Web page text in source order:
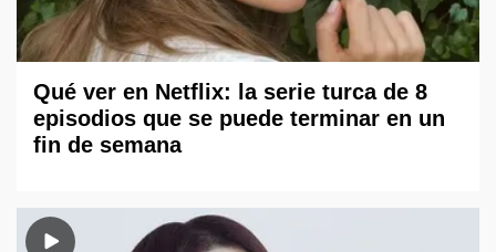
Qué ver en Netflix: la serie turca de 8
episodios que se puede terminar en un
fin de semana